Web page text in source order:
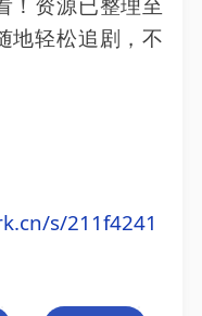
地轻松追剧，不
s/211f4241